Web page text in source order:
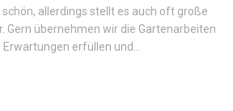
schön, allerdings stellt es auch oft große
Gern übernehmen wir die Gartenarbeiten
Erwartungen erfüllen und…